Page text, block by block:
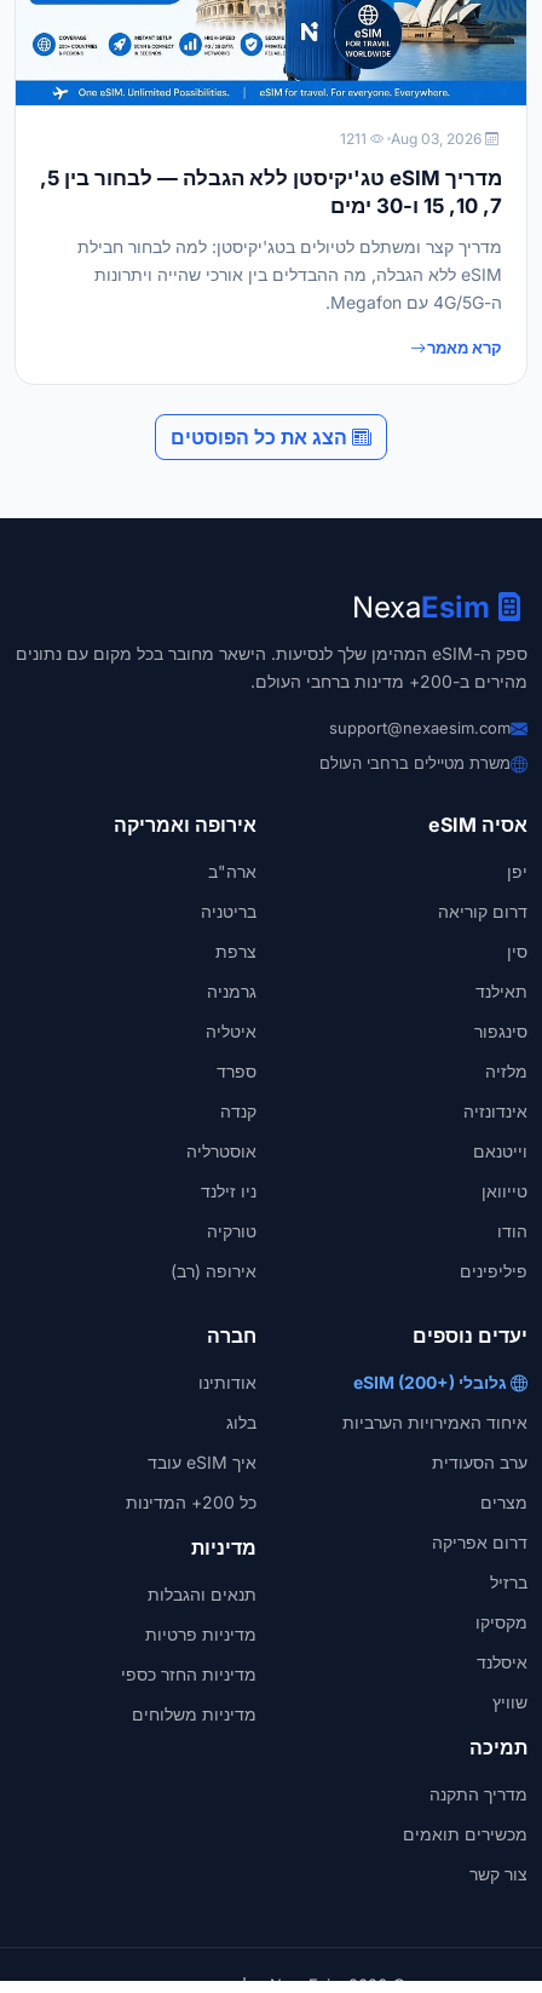
מדריך eSIM טג'יקיסטן ללא הגבלה — לבחור בין 5,
7, 10, 15 ו-30 ימים
מדריך קצר ומשתלם לטיולים בטג'יקיסטן: למה לבחור חבילת
eSIM ללא הגבלה, מה ההבדלים בין אורכי שהייה ויתרונות
ה-4G/5G עם Megafon.
קרא מאמר
הצג את כל הפוסטים
Esim
ספק ה-eSIM המהימן שלך לנסיעות. הישאר מחובר בכל מקום עם נתונים
מהירים ב-200+ מדינות ברחבי העולם.
support@nexaesim.com
משרת מטיילים ברחבי העולם
אסיה eSIM
יפן
דרום קוריאה
סין
תאילנד
סינגפור
מלזיה
אינדונזיה
וייטנאם
טייוואן
הודו
פיליפינים
אירופה ואמריקה
ארה"ב
בריטניה
צרפת
גרמניה
איטליה
ספרד
קנדה
אוסטרליה
ניו זילנד
טורקיה
אירופה (רב)
יעדים נוספים
גלובלי eSIM (200+)
איחוד האמירויות הערביות
ערב הסעודית
מצרים
דרום אפריקה
ברזיל
מקסיקו
איסלנד
שוויץ
תמיכה
מדריך התקנה
מכשירים תואמים
צור קשר
חברה
אודותינו
בלוג
איך eSIM עובד
כל 200+ המדינות
מדיניות
תנאים והגבלות
מדיניות פרטיות
מדיניות החזר כספי
מדיניות משלוחים
© 2026 NexaEsim. כל הזכויות שמורות.